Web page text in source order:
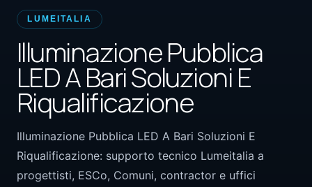
LUMEITALIA
Illuminazione Pubblica
LED A Bari Soluzioni E
Riqualificazione
Illuminazione Pubblica LED A Bari Soluzioni E
Riqualificazione: supporto tecnico Lumeitalia a
progettisti, ESCo, Comuni, contractor e uffici